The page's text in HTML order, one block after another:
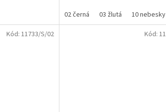
210x145x14
Design: - Klasický rovný střih -
- Unisex provedení - Kulatý výstřih
žebrovaným lemem - Krátké
02 černá 03 žlutá 10
Kód: 11733/S/02 Kód: